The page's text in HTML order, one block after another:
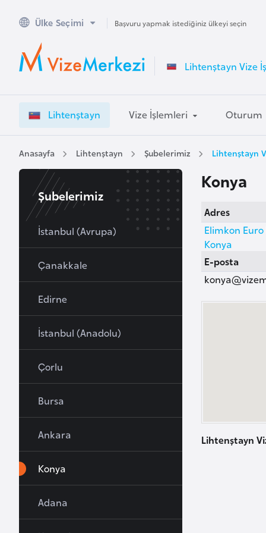
Ülke Seçimi Başvuru yapmak istediğiniz ülkeyi seçin
Lihtenştayn Vize
Lihtenştayn Vize İşlemleri Oturum
Anasayfa Lihtenştayn Şubelerimiz Lihtenştayn
Konya
Adres
Elimkon
Konya
E-posta
Lihtenştayn
Şubelerimiz
İstanbul (Avrupa)
Çanakkale
Edirne
İstanbul (Anadolu)
Çorlu
Bursa
Ankara
Konya
Adana
A
u
s
a
l
A
u
s
t
y
z
r
b
a
y
c
a
n